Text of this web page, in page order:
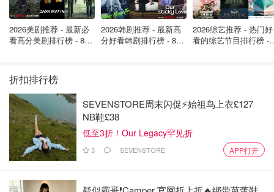
2026美剧推荐 - 最新必
看高分美剧排行榜 - 8月
2026韩剧推荐 - 最新高
分好看韩剧排行榜 - 8月
2026综艺推荐 - 热门好
看的综艺节目排行榜 -
折扣排行榜
SEVENSTORE周末闪促⚡️始祖鸟上衣£127
NB鞋£38
低至3折！Our Legacy罕见折
3 SEVENSTORE APP打开